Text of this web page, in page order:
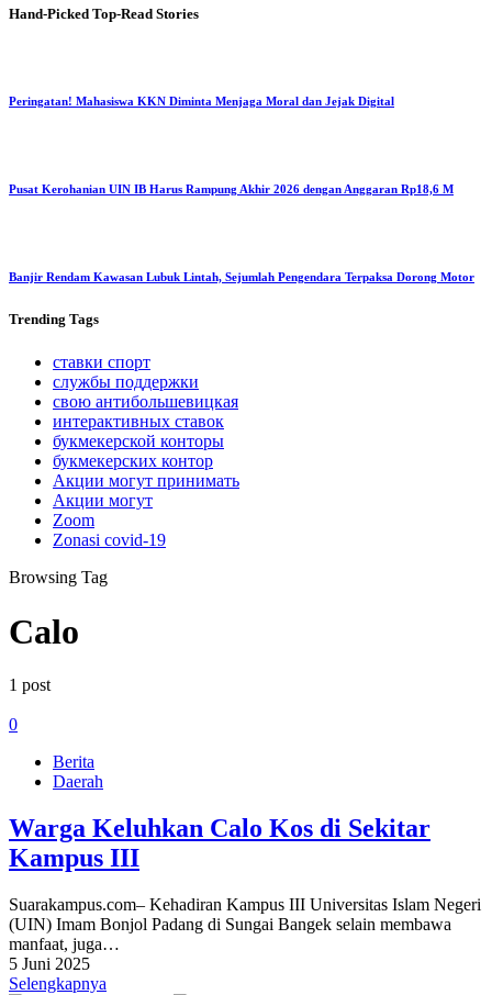
Hand-Picked Top-Read Stories
Peringatan! Mahasiswa KKN Diminta Menjaga Moral dan Jejak Digital
Pusat Kerohanian UIN IB Harus Rampung Akhir 2026 dengan Anggaran Rp18,6 M
Banjir Rendam Kawasan Lubuk Lintah, Sejumlah Pengendara Terpaksa Dorong Motor
Trending Tags
ставки спорт
службы поддержки
свою антибольшевицкая
интерактивных ставок
букмекерской конторы
букмекерских контор
Акции могут принимать
Акции могут
Zoom
Zonasi covid-19
Browsing Tag
Calo
1 post
0
Berita
Daerah
Warga Keluhkan Calo Kos di Sekitar
Kampus III
Suarakampus.com– Kehadiran Kampus III Universitas Islam Negeri
(UIN) Imam Bonjol Padang di Sungai Bangek selain membawa
manfaat, juga…
5 Juni 2025
Selengkapnya